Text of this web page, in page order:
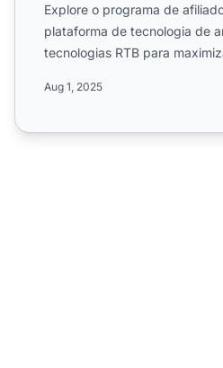
Explore o programa de
plataforma de tecnologia de
tecnologias RTB para
Aug 1, 2025